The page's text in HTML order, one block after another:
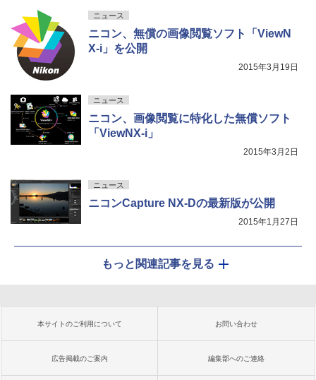
ニュース
ニコン、無償の画像閲覧ソフト「ViewN
X-i」を公開
2015年3月19日
ニュース
ニコン、画像閲覧に特化した無償ソフト
「ViewNX-i」
2015年3月2日
ニュース
ニコンCapture NX-Dの最新版が公開
2015年1月27日
もっと関連記事を見る
本サイトのご利用について お問い合わせ
広告掲載のご案内 編集部へのご連絡